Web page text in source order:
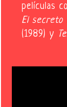
películas
El secreto
(1989) y